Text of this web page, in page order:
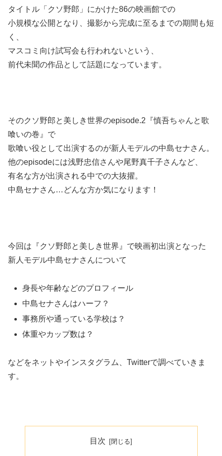
タイトル「クソ野郎」にかけた86の映画館での
小規模な公開となり、撮影から完成に至るまでの期間も短
く、
マスコミ向け試写会も行われないという、
前代未聞の作品として話題になっています。
そのクソ野郎と美しき世界のepisode.2『慎吾ちゃんと歌
喰いの巻』で
歌喰い役として出演するのが新人モデルの中島セナさん。
他のepisodeには浅野忠信さんや尾野真千子さんなど、
有名な方が出演される中での大抜擢。
中島セナさん…どんな方か気になります！
今回は『クソ野郎と美しき世界』で映画初出演となった
新人モデル中島セナさんについて
身長や年齢などのプロフィール
中島セナさんはハーフ？
事務所や通っている学校は？
体重やカップ数は？
などをネットやインスタグラム、Twitterで調べていきま
す。
目次